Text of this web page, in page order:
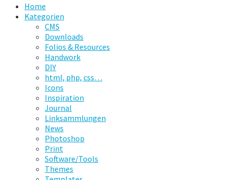
Home
Kategorien
CMS
Downloads
Folios & Resources
Handwork
DIY
html, php, css…
Icons
Inspiration
Journal
Linksammlungen
News
Photoshop
Print
Software/Tools
Themes